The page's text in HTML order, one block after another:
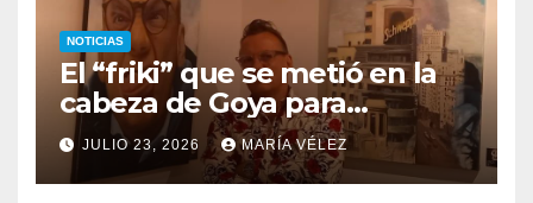
NOTICIAS
El “friki” que se metió en la
cabeza de Goya para
descubrir qué esconden sus
monstruos
JULIO 23, 2026 MARÍA VÉLEZ